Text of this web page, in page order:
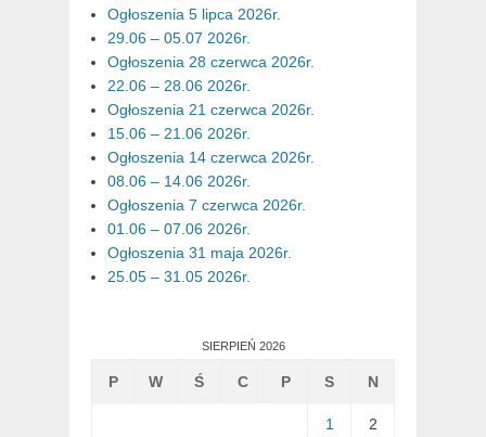
Ogłoszenia 5 lipca 2026r.
29.06 – 05.07 2026r.
Ogłoszenia 28 czerwca 2026r.
22.06 – 28.06 2026r.
Ogłoszenia 21 czerwca 2026r.
15.06 – 21.06 2026r.
Ogłoszenia 14 czerwca 2026r.
08.06 – 14.06 2026r.
Ogłoszenia 7 czerwca 2026r.
01.06 – 07.06 2026r.
Ogłoszenia 31 maja 2026r.
25.05 – 31.05 2026r.
SIERPIEŃ 2026
P W Ś C P S N
1 2